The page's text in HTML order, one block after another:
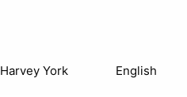
Harvey York English